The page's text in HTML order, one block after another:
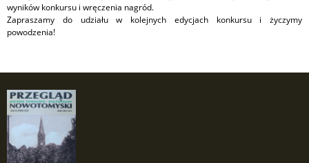
wyników konkursu i wręczenia nagród.
Zapraszamy do udziału w kolejnych edycjach konkursu i życzymy
powodzenia!